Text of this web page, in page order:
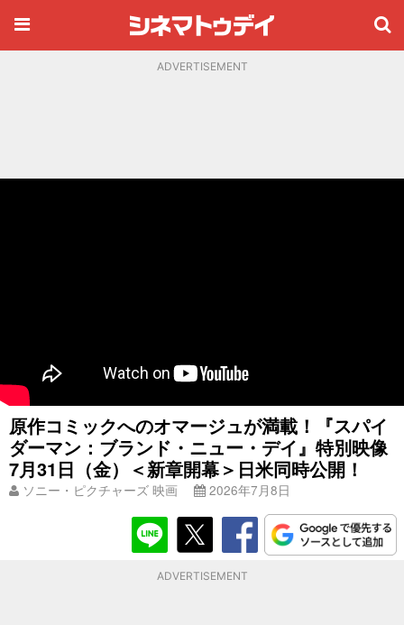
ADVERTISEMENT
原作コミックへのオマージュが満載！『スパイ
ダーマン：ブランド・ニュー・デイ』特別映像
7月31日（金）＜新章開幕＞日米同時公開！
ソニー・ピクチャーズ 映画 2026年7月8日
ADVERTISEMENT